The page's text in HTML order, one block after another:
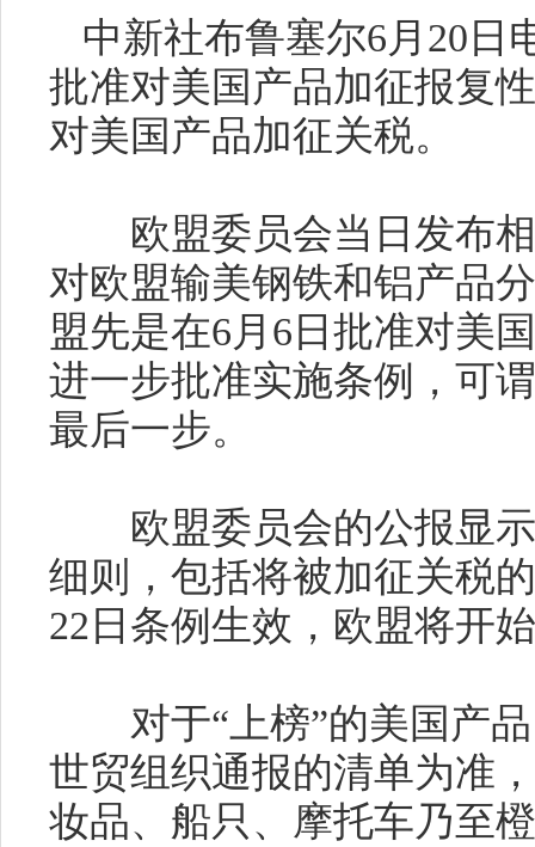
中新社布鲁塞尔6月 20 日
批准对美国产品加征报复
对美国产品加征关税。
欧盟委员会当日发布相
对欧盟输美钢铁和铝产品
盟先是在6月 6 日批准对美
进一步批准实施条例，可
最后一步。
欧盟委员会的公报显
细则，包括将被加征关税
22 日条例生效，欧盟将开
对于“上榜”的美国产品
世贸组织通报的清单为准
妆品、船只、摩托车乃至